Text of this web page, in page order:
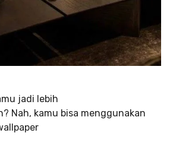
jadi lebih
Nah, kamu bisa menggunakan